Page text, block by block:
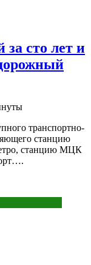
сто лет и
транспортно-
станцию
станцию МЦК